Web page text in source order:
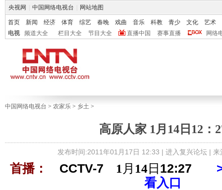
央视网 中国网络电视台 网站地图
首页 新闻 经济 体育 综艺 春晚 戏曲 音乐 科教 青少 文化
艺术
电视
频道大全 栏目大全 节目大全 直播中国 赛事直播 网络
中国网络电视台 > 农家乐 > 乡土 >
高原人家 1月14日12：
发布时间:2011年01月17日 12:33 | 进入复兴论坛| 来
首播： CCTV-7 1 月 14 日 12:27
看入口